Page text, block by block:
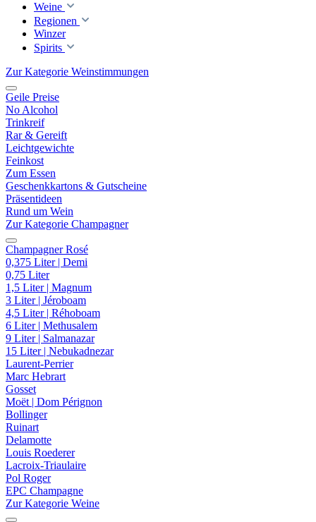
Weine
Regionen
Winzer
Spirits
Zur Kategorie Weinstimmungen
Geile Preise
No Alcohol
Trinkreif
Rar & Gereift
Leichtgewichte
Feinkost
Zum Essen
Geschenkkartons & Gutscheine
Präsentideen
Rund um Wein
Zur Kategorie Champagner
Champagner Rosé
0,375 Liter | Demi
0,75 Liter
1,5 Liter | Magnum
3 Liter | Jéroboam
4,5 Liter | Réhoboam
6 Liter | Methusalem
9 Liter | Salmanazar
15 Liter | Nebukadnezar
Laurent-Perrier
Marc Hebrart
Gosset
Moët | Dom Pérignon
Bollinger
Ruinart
Delamotte
Louis Roederer
Lacroix-Triaulaire
Pol Roger
EPC Champagne
Zur Kategorie Weine